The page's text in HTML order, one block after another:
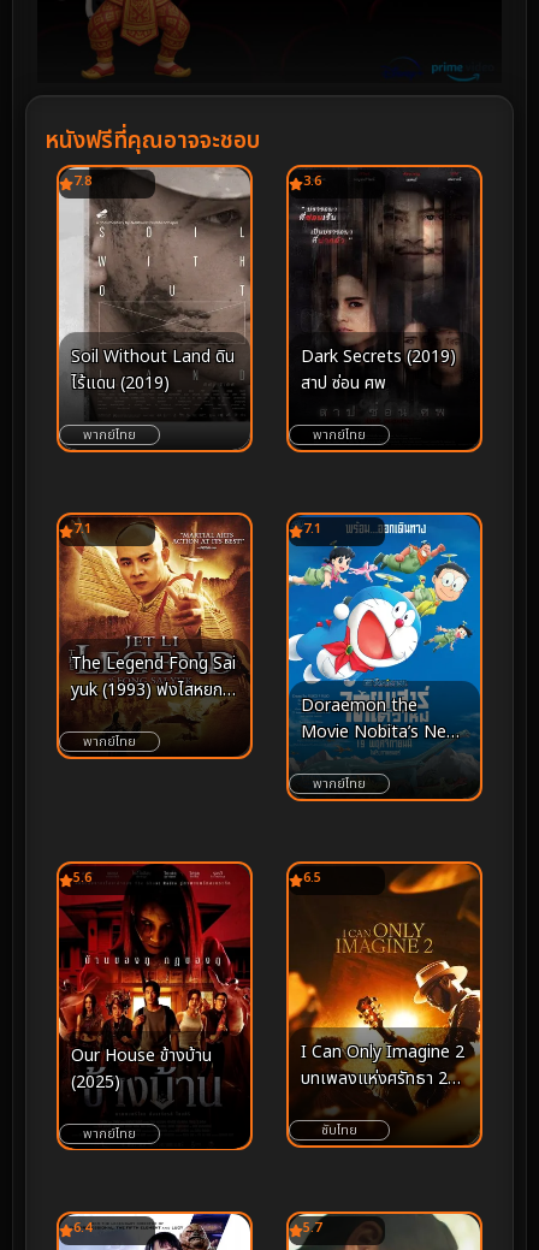
หนังฟรีที่คุณอาจจะชอบ
7.8
Soil Without Land ดิน
ไร้แดน (2019)
พากย์ไทย
3.6
Dark Secrets (2019)
สาป ซ่อน ศพ
พากย์ไทย
7.1
The Legend Fong Sai
yuk (1993) ฟงไสหยก สู้
บนหัวคน
พากย์ไทย
7.1
Doraemon the
Movie Nobita’s New
Dinosaur (2020) โดรา
เอมอน เดอะมูฟวี่ ตอน
พากย์ไทย
5.6
Our House ข้างบ้าน
(2025)
พากย์ไทย
6.5
I Can Only Imagine 2
บทเพลงแห่งศรัทธา 2
(2026)
ซับไทย
6.4 5.7